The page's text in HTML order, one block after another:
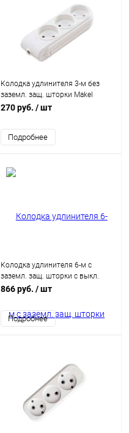
Колодка удлинителя 3-м без
заземл. защ. шторки Makel
N3010000
270 руб. / шт
Подробнее
Колодка удлинителя 6-м с
заземл. защ. шторки с выкл.
Makel N6310000
866 руб. / шт
Подробнее